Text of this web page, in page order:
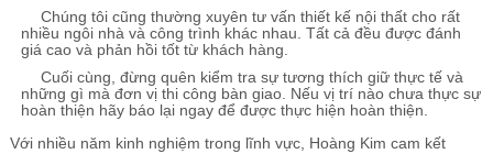
Chúng tôi cũng thường xuyên tư vấn thiết kế nội thất cho rất
nhiều ngôi nhà và công trình khác nhau. Tất cả đều được đánh
giá cao và phản hồi tốt từ khách hàng.
Cuối cùng, đừng quên kiểm tra sự tương thích giữ thực tế và
những gì mà đơn vị thi công bàn giao. Nếu vị trí nào chưa thực sự
hoàn thiện hãy báo lại ngay để được thực hiện hoàn thiện.
Với nhiều năm kinh nghiệm trong lĩnh vực, Hoàng Kim cam kết